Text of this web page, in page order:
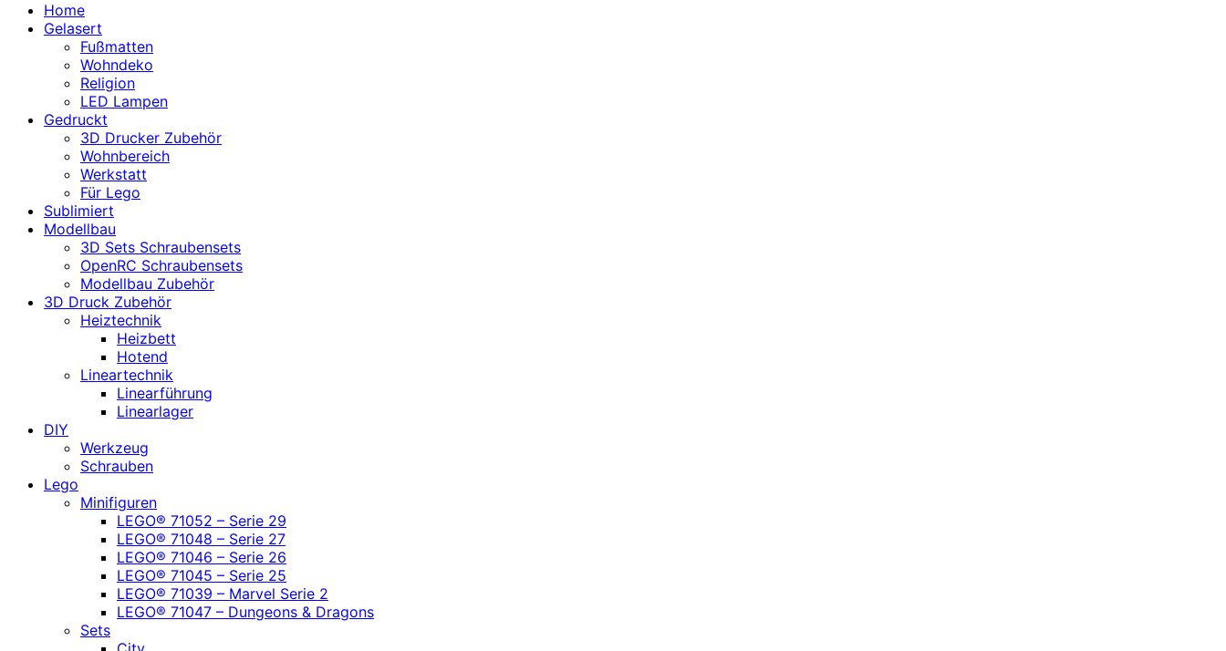
Home
Gelasert
Fußmatten
Wohndeko
Religion
LED Lampen
Gedruckt
3D Drucker Zubehör
Wohnbereich
Werkstatt
Für Lego
Sublimiert
Modellbau
3D Sets Schraubensets
OpenRC Schraubensets
Modellbau Zubehör
3D Druck Zubehör
Heiztechnik
Heizbett
Hotend
Lineartechnik
Linearführung
Linearlager
DIY
Werkzeug
Schrauben
Lego
Minifiguren
LEGO® 71052 – Serie 29
LEGO® 71048 – Serie 27
LEGO® 71046 – Serie 26
LEGO® 71045 – Serie 25
LEGO® 71039 – Marvel Serie 2
LEGO® 71047 – Dungeons & Dragons
Sets